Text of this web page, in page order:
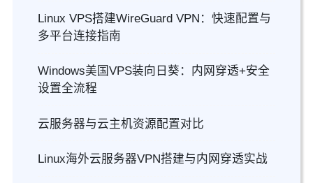
Linux VPS搭建WireGuard VPN：快速配置与
多平台连接指南
Windows美国VPS装向日葵：内网穿透+安全
设置全流程
云服务器与云主机资源配置对比
Linux海外云服务器VPN搭建与内网穿透实战